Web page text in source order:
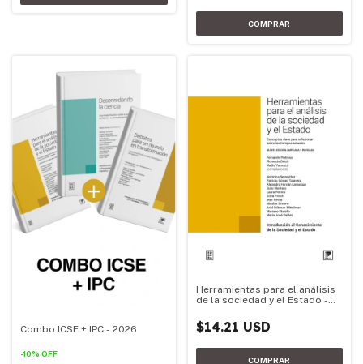
Combo ICSE + IPC - 2026
-10% OFF
Herramientas para el análisis
de la sociedad y el Estado -
$14.21 USD